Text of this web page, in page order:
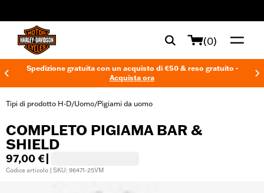
(0)
Spedizione gratuita con un acquisto di €50 & reso gratuito -
Acquista ora
Tipi di prodotto H-D/Uomo/Pigiami da uomo
COMPLETO PIGIAMA BAR &
SHIELD
97,00 €
Codice articolo | SKU: 96471-25VM